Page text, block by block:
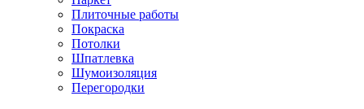
Плиточные работы
Покраска
Потолки
Шпатлевка
Шумоизоляция
Перегородки